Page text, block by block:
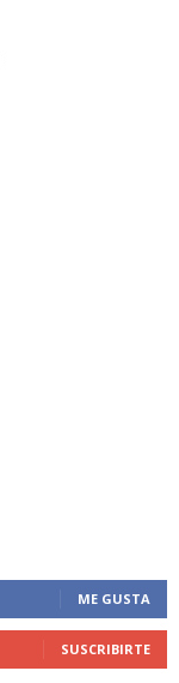
ME GUSTA
SUSCRIBIRTE